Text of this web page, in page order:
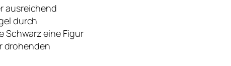
ausreichend
durch
Schwarz eine Figur
drohenden